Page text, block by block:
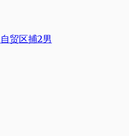
贸区捕2男